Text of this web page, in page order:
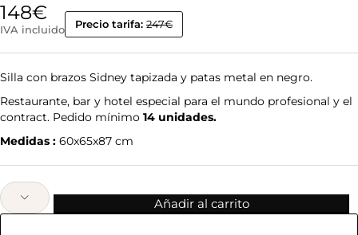
148€
IVA incluido Precio tarifa: 247€
Silla con brazos Sidney tapizada y patas metal en negro.
Restaurante, bar y hotel especial para el mundo profesional y el
contract. Pedido mínimo 14 unidades.
Medidas : 60x65x87 cm
Añadir al carrito